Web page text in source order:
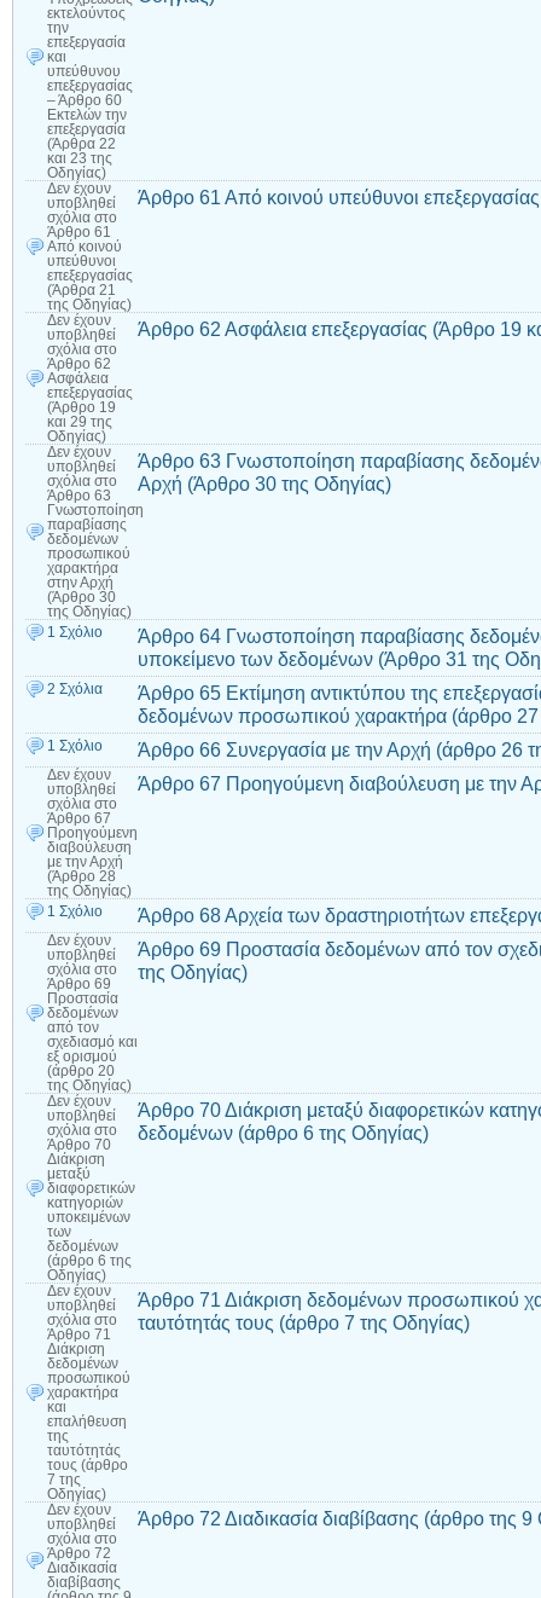
εκτελούντος
την
επεξεργασία
και
υπεύθυνου
επεξεργασίας
– Άρθρο 60
Εκτελών την
επεξεργασία
(Άρθρα 22
και 23 της
Οδηγίας)
Δεν έχουν
υποβληθεί
σχόλια στο
Άρθρο 61
Από κοινού
υπεύθυνοι
επεξεργασίας
(Άρθρα 21
της Οδηγίας)
Άρθρο 61 Από κοινού υπεύθυνοι
Δεν έχουν
υποβληθεί
σχόλια στο
Άρθρο 62
Ασφάλεια
επεξεργασίας
(Άρθρο 19
και 29 της
Οδηγίας)
Άρθρο 62 Ασφάλεια επεξεργασίας (Άρθρο 19
Δεν έχουν
υποβληθεί
σχόλια στο
Άρθρο 63
Γνωστοποίηση
παραβίασης
δεδομένων
προσωπικού
χαρακτήρα
στην Αρχή
(Άρθρο 30
της Οδηγίας)
Άρθρο 63 Γνωστοποίηση παραβίασης
Αρχή (Άρθρο 30 της Οδηγίας)
1 Σχόλιο
Άρθρο 64 Γνωστοποίηση παραβίασης
υποκείμενο των δεδομένων (Άρθρο 31 της
2 Σχόλια
Άρθρο 65 Εκτίμηση αντικτύπου της
δεδομένων προσωπικού χαρακτήρα (άρθρο 27
1 Σχόλιο Άρθρο 66 Συνεργασία με την Αρχή (άρθρο 26
Δεν έχουν
υποβληθεί
σχόλια στο
Άρθρο 67
Προηγούμενη
διαβούλευση
με την Αρχή
(Άρθρο 28
της Οδηγίας)
Άρθρο 67 Προηγούμενη διαβούλευση με την
1 Σχόλιο Άρθρο 68 Αρχεία των δραστηριοτήτων
Δεν έχουν
υποβληθεί
σχόλια στο
Άρθρο 69
Προστασία
δεδομένων
από τον
σχεδιασμό και
εξ ορισμού
(άρθρο 20
της Οδηγίας)
Άρθρο 69 Προστασία δεδομένων από τον
της Οδηγίας)
Δεν έχουν
υποβληθεί
σχόλια στο
Άρθρο 70
Διάκριση
μεταξύ
διαφορετικών
κατηγοριών
υποκειμένων
των
δεδομένων
(άρθρο 6 της
Οδηγίας)
Άρθρο 70 Διάκριση μεταξύ διαφορετικών
δεδομένων (άρθρο 6 της Οδηγίας)
Δεν έχουν
υποβληθεί
σχόλια στο
Άρθρο 71
Διάκριση
δεδομένων
προσωπικού
χαρακτήρα
και
επαλήθευση
της
ταυτότητάς
τους (άρθρο
7 της
Οδηγίας)
Άρθρο 71 Διάκριση δεδομένων προσωπικού
ταυτότητάς τους (άρθρο 7 της Οδηγίας)
Δεν έχουν
υποβληθεί
σχόλια στο
Άρθρο 72
Διαδικασία
διαβίβασης
Άρθρο 72 Διαδικασία διαβίβασης (άρθρο της 9